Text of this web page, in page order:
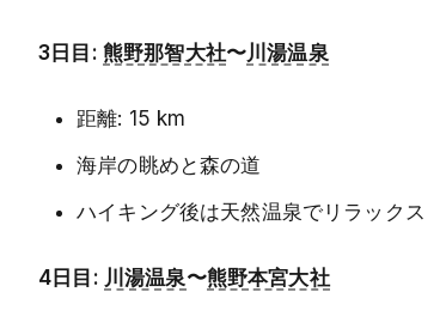
3日目: 熊野那智大社〜川湯温泉
距離: 15 km
海岸の眺めと森の道
ハイキング後は天然温泉でリラックス
4日目: 川湯温泉〜熊野本宮大社